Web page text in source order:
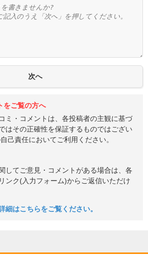
をご覧の方へ
ミ・コメントは、各投稿者の主観に基づ
はその正確性を保証するものではござい
己責任においてご利用ください。
してご意見・コメントがある場合は、各
ンク(入力フォーム)からご返信いただけ
はこちらをご覧ください。